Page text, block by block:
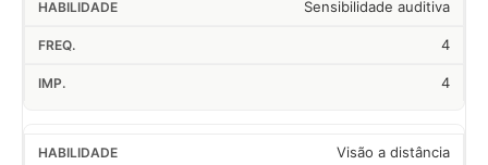
Sensibilidade auditiva
4
4
Visão a distância